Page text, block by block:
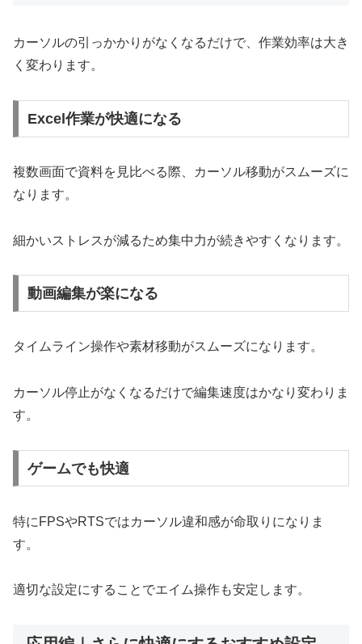
カーソルの引っかかりがなくなるだけで、作業効率は大き
く変わります。
Excel作業が快適になる
複数画面で資料を見比べる際、カーソル移動がスムーズに
なります。
細かいストレスが減るため集中力が続きやすくなります。
動画編集が楽になる
タイムライン操作や素材移動がスムーズになります。
カーソル停止がなくなるだけで編集速度はかなり変わりま
す。
ゲームでも快適
特にFPSやRTSではカーソル違和感が命取りになりま
す。
適切な設定にすることでエイム操作も安定します。